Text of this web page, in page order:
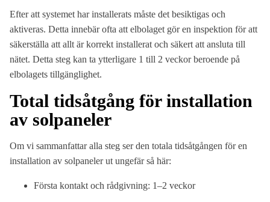
Efter att systemet har installerats måste det besiktigas och
aktiveras. Detta innebär ofta att elbolaget gör en inspektion för att
säkerställa att allt är korrekt installerat och säkert att ansluta till
nätet. Detta steg kan ta ytterligare 1 till 2 veckor beroende på
elbolagets tillgänglighet.
Total tidsåtgång för installation
av solpaneler
Om vi sammanfattar alla steg ser den totala tidsåtgången för en
installation av solpaneler ut ungefär så här:
Första kontakt och rådgivning: 1–2 veckor